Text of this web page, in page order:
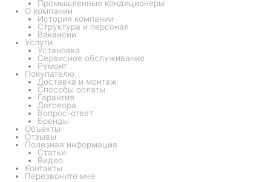
Промышленные кондиционеры
О компании
История компании
Структура и персонал
Вакансии
Услуги
Установка
Сервисное обслуживание
Ремонт
Покупателю
Доставка и монтаж
Способы оплаты
Гарантия
Договора
Вопрос-ответ
Бренды
Объекты
Отзывы
Полезная информация
Статьи
Видео
Контакты
Перезвоните мне